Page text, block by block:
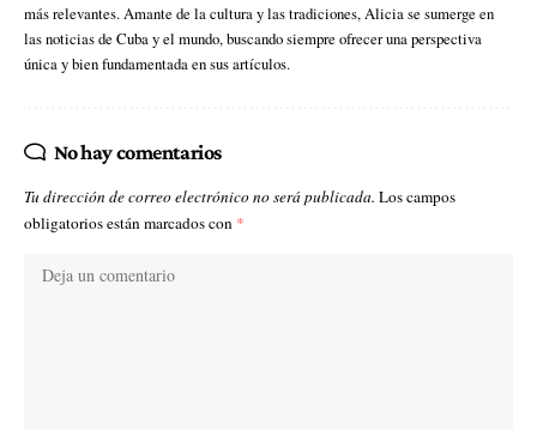
más relevantes. Amante de la cultura y las tradiciones, Alicia se sumerge en
las noticias de Cuba y el mundo, buscando siempre ofrecer una perspectiva
única y bien fundamentada en sus artículos.
No hay comentarios
Tu dirección de correo electrónico no será publicada. Los campos
obligatorios están marcados con *